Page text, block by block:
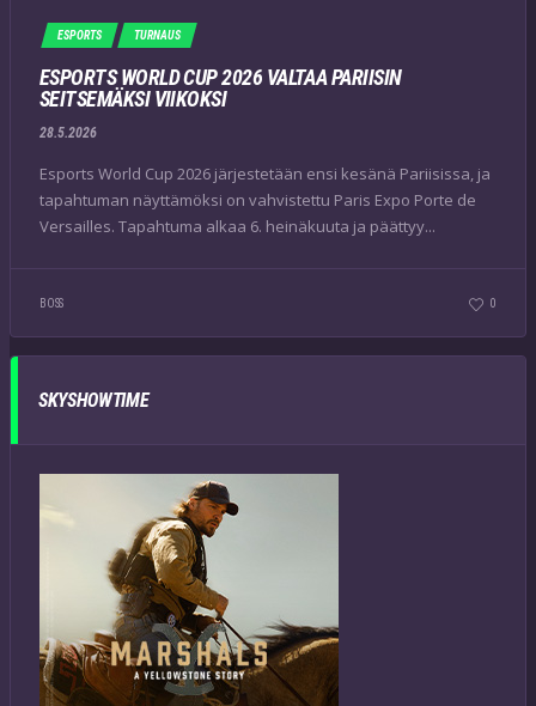
ESPORTS TURNAUS
ESPORTS WORLD CUP 2026 VALTAA PARIISIN
SEITSEMÄKSI VIIKOKSI
28.5.2026
Esports World Cup 2026 järjestetään ensi kesänä Pariisissa, ja
tapahtuman näyttämöksi on vahvistettu Paris Expo Porte de
Versailles. Tapahtuma alkaa 6. heinäkuuta ja päättyy...
BOSS 0
SKYSHOWTIME